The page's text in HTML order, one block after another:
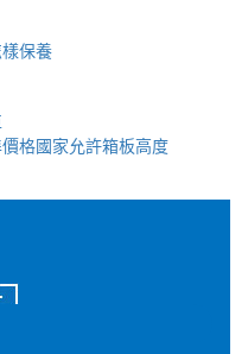
保養
格國家允許箱板高度